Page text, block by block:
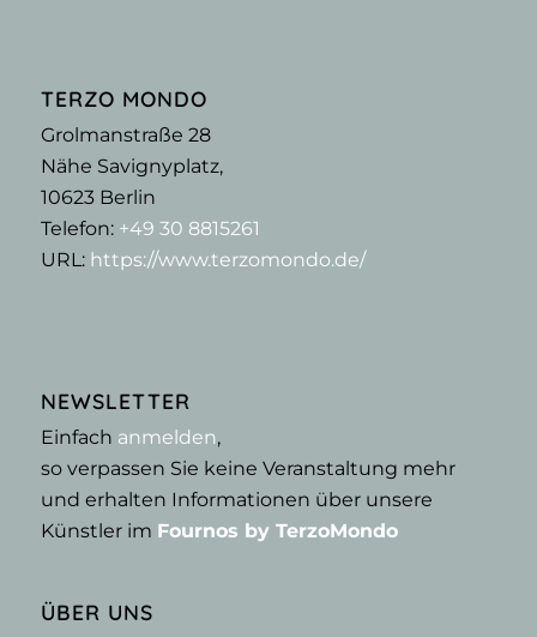
TERZO MONDO
Grolmanstraße 28
Nähe Savignyplatz,
10623Berlin
Telefon: +49 30 8815261
URL: https://www.terzomondo.de/
NEWSLETTER
Einfach anmelden,
so verpassen Sie keine Veranstaltung mehr
und erhalten Informationen über unsere
Künstler im Fournos by TerzoMondo
ÜBER UNS